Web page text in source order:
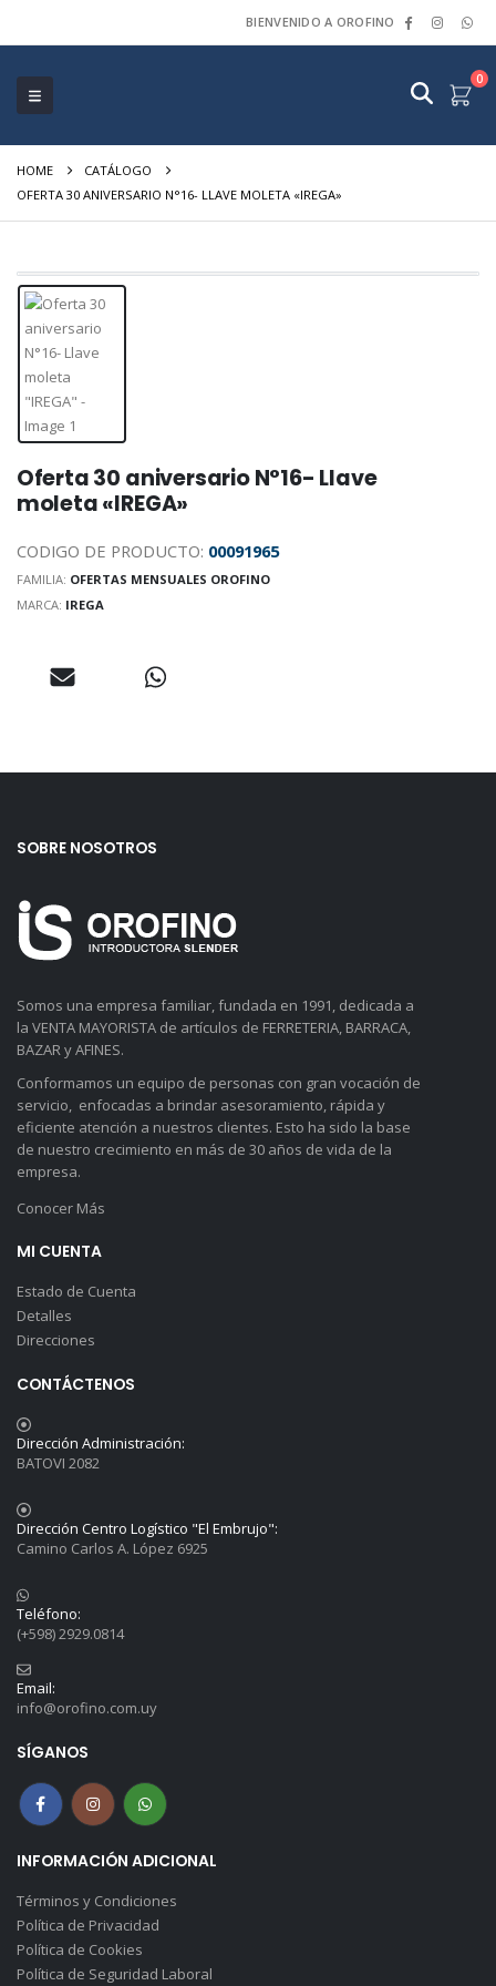
BIENVENIDO A OROFINO
0
HOME
CATÁLOGO
OFERTA 30 ANIVERSARIO N°16- LLAVE MOLETA «IREGA»
Oferta 30 aniversario N°16- Llave
moleta «IREGA»
CODIGO DE PRODUCTO: 00091965
FAMILIA: OFERTAS MENSUALES OROFINO
MARCA: IREGA
SOBRE NOSOTROS
Somos una empresa familiar, fundada en 1991, dedicada a
la VENTA MAYORISTA de artículos de FERRETERIA, BARRACA,
BAZAR y AFINES.
Conformamos un equipo de personas con gran vocación de
servicio, enfocadas a brindar asesoramiento, rápida y
eficiente atención a nuestros clientes. Esto ha sido la base
de nuestro crecimiento en más de 30 años de vida de la
empresa.
Conocer Más
MI CUENTA
Estado de Cuenta
Detalles
Direcciones
CONTÁCTENOS
Dirección Administración:
BATOVI 2082
Dirección Centro Logístico "El Embrujo":
Camino Carlos A. López 6925
Teléfono:
(+598) 2929.0814
Email:
info@orofino.com.uy
SÍGANOS
INFORMACIÓN ADICIONAL
Términos y Condiciones
Política de Privacidad
Política de Cookies
Política de Seguridad Laboral